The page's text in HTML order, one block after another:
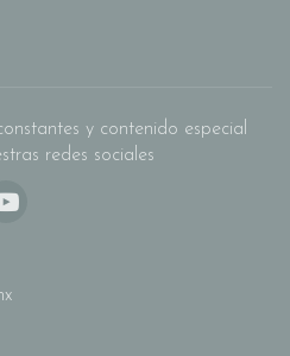
y contenido especial
redes sociales